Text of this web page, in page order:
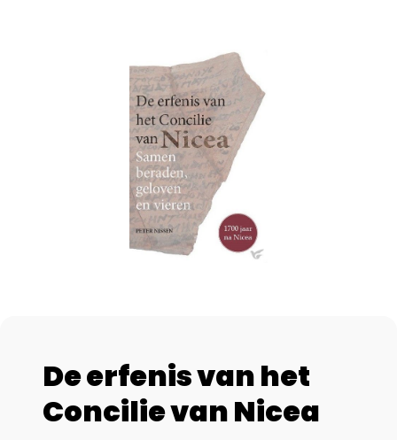
De erfenis van het
Concilie van Nicea